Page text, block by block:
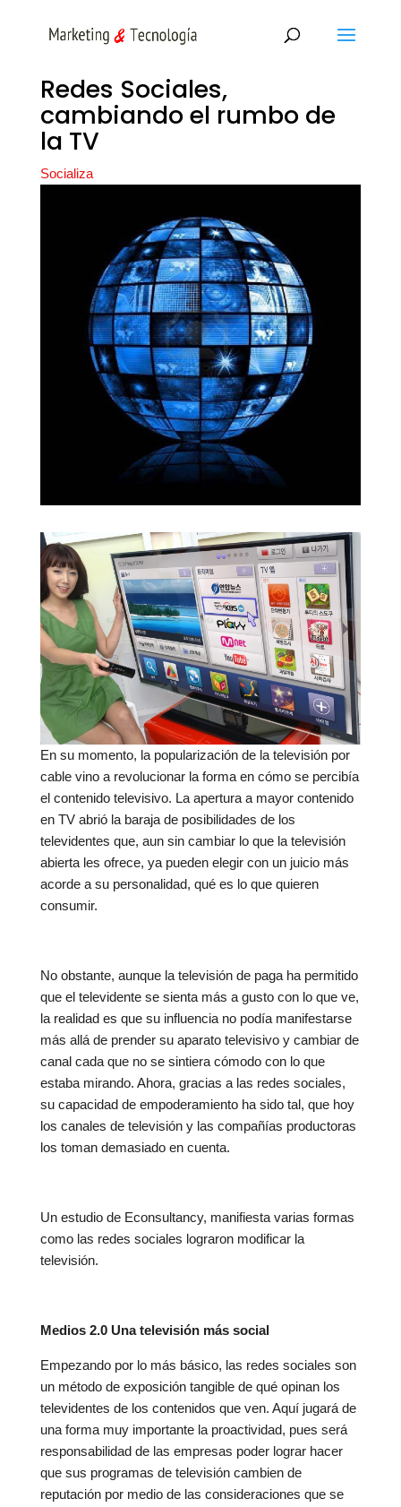
Redes Sociales,
cambiando el rumbo de
la TV
Socializa
En su momento, la popularización de la televisión por
cable vino a revolucionar la forma en cómo se percibía
el contenido televisivo. La apertura a mayor contenido
en TV abrió la baraja de posibilidades de los
televidentes que, aun sin cambiar lo que la televisión
abierta les ofrece, ya pueden elegir con un juicio más
acorde a su personalidad, qué es lo que quieren
consumir.
No obstante, aunque la televisión de paga ha permitido
que el televidente se sienta más a gusto con lo que ve,
la realidad es que su influencia no podía manifestarse
más allá de prender su aparato televisivo y cambiar de
canal cada que no se sintiera cómodo con lo que
estaba mirando. Ahora, gracias a las redes sociales,
su capacidad de empoderamiento ha sido tal, que hoy
los canales de televisión y las compañías productoras
los toman demasiado en cuenta.
Un estudio de Econsultancy, manifiesta varias formas
como las redes sociales lograron modificar la
televisión.
Medios 2.0 Una televisión más social
Empezando por lo más básico, las redes sociales son
un método de exposición tangible de qué opinan los
televidentes de los contenidos que ven. Aquí jugará de
una forma muy importante la proactividad, pues será
responsabilidad de las empresas poder lograr hacer
que sus programas de televisión cambien de
reputación por medio de las consideraciones que se